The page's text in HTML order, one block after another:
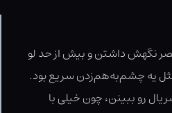
نگهش داشتن و بیش از حد لو
یه چشم‌به‌هم‌زدن سریع بود.
رو ببینن، چون خیلی با